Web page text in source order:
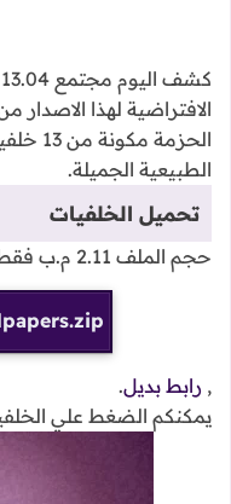
الافتراضية لهذا الاصدار
الطبيعية الجميلة.
تحميل الخلفيات
حجم الملف 2.11 م.ب فقط | يحتوي علي 13 صورة | للتحميل
, رابط بديل.
يمكنكم الضغط علي